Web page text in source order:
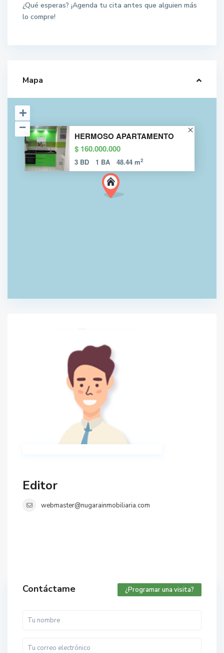
¿Qué esperas? ¡Agenda tu cita antes que alguien más
lo compre!
Mapa
HERMOSO APARTAMENTO
$ 160.000.000
3 BD 1 BA 48.44 m2
Editor
webmaster@nugarainmobiliaria.com
Contáctame ¿Programar una visita?